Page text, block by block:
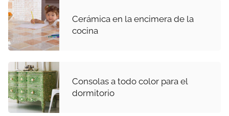
Cerámica en la encimera de la
cocina
Consolas a todo color para el
dormitorio